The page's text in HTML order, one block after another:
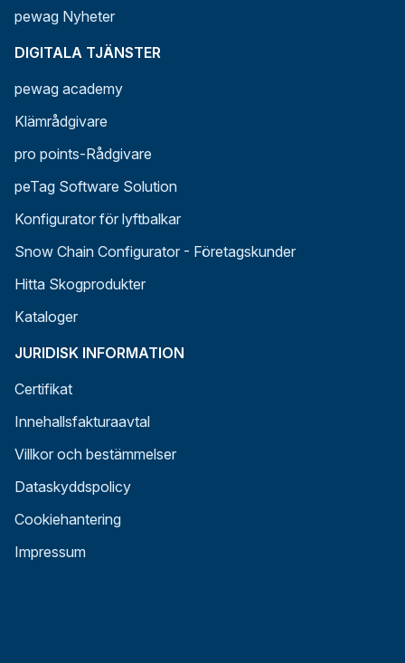
pewag Nyheter
DIGITALA TJÄNSTER
pewag academy
Klämrådgivare
pro points-Rådgivare
peTag Software Solution
Konfigurator för lyftbalkar
Snow Chain Configurator - Företagskunder
Hitta Skogprodukter
Kataloger
JURIDISK INFORMATION
Certifikat
Innehallsfakturaavtal
Villkor och bestämmelser
Dataskyddspolicy
Cookiehantering
Impressum